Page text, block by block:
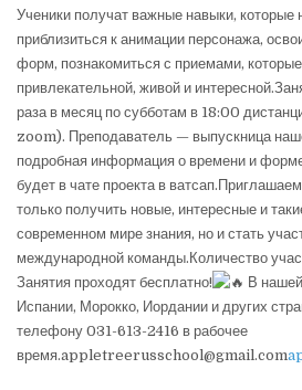
Ученики получат важные навыки,
приблизиться к анимации персонажа,
форм, познакомиться с приемами,
привлекательной, живой и
раза в месяц по субботам в 18:00
zoom). Преподаватель — выпускница
подробная информация о времени и
будет в чате проекта в
только получить новые, интересные и
современном мире знания, но и стать
международной команды.Количество
Занятия проходят бесплатно!
В
Испании, Морокко, Иордании и других
телефону 031-613-2416 в рабочее
время.appletreerusschool@gmail.com